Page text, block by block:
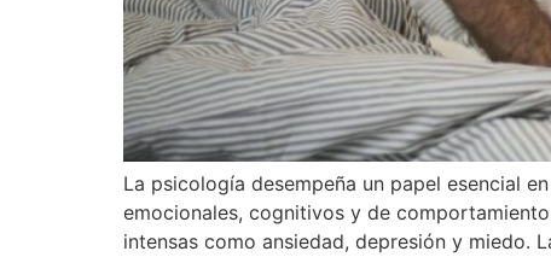
La psicología desempeña un papel esencial
emocionales, cognitivos y de
intensas como ansiedad, depresión y miedo.